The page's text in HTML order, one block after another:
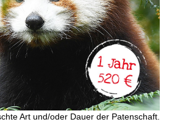
Art und/oder Dauer der Patenschaft.